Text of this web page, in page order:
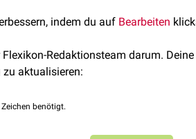
development and disease: An
indem du auf Bearbeiten
Redaktionsteam darum.
aktualisieren:
benötigt.